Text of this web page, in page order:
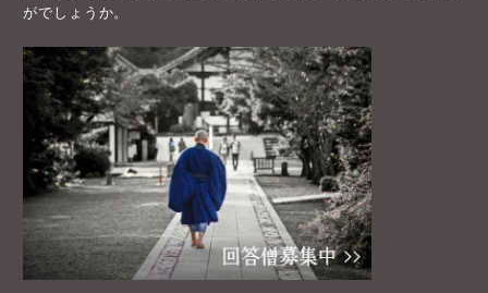
がでしょうか。